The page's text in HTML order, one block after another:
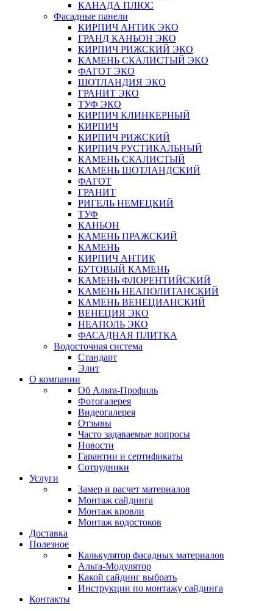
КАНАДА ПЛЮС
Фасадные панели
КИРПИЧ АНТИК ЭКО
ГРАНД КАНЬОН ЭКО
КИРПИЧ РИЖСКИЙ ЭКО
КАМЕНЬ СКАЛИСТЫЙ ЭКО
ФАГОТ ЭКО
ШОТЛАНДИЯ ЭКО
ГРАНИТ ЭКО
ТУФ ЭКО
КИРПИЧ КЛИНКЕРНЫЙ
КИРПИЧ
КИРПИЧ РИЖСКИЙ
КИРПИЧ РУСТИКАЛЬНЫЙ
КАМЕНЬ СКАЛИСТЫЙ
КАМЕНЬ ШОТЛАНДСКИЙ
ФАГОТ
ГРАНИТ
РИГЕЛЬ НЕМЕЦКИЙ
ТУФ
КАНЬОН
КАМЕНЬ ПРАЖСКИЙ
КАМЕНЬ
КИРПИЧ АНТИК
БУТОВЫЙ КАМЕНЬ
КАМЕНЬ ФЛОРЕНТИЙСКИЙ
КАМЕНЬ НЕАПОЛИТАНСКИЙ
КАМЕНЬ ВЕНЕЦИАНСКИЙ
ВЕНЕЦИЯ ЭКО
НЕАПОЛЬ ЭКО
ФАСАДНАЯ ПЛИТКА
Водосточная система
Стандарт
Элит
О компании
Об Альта-Профиль
Фотогалерея
Видеогалерея
Отзывы
Часто задаваемые вопросы
Новости
Гарантии и сертификаты
Сотрудники
Услуги
Замер и расчет материалов
Монтаж сайдинга
Монтаж кровли
Монтаж водостоков
Доставка
Полезное
Калькулятор фасадных материалов
Альта-Модулятор
Какой сайдинг выбрать
Инструкции по монтажу сайдинга
Контакты